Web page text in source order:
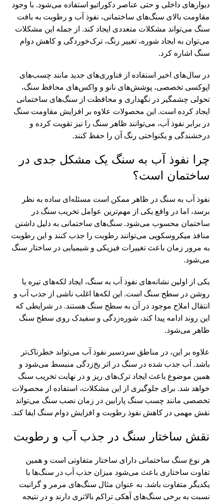
دیوارهای داخلی و حتی عناصر دکوراتیو استفاده می‌شود. با وجود
مقاومت بالای سنگ‌های ساختمانی، نفوذ آب و رطوبت به بافت
سنگ می‌تواند مشکلات متعددی ایجاد کند. از جمله این مشکلات
می‌توان به ایجاد شوره، تغییر رنگ، ترک‌خوردگی و کاهش دوام
سنگ اشاره کرد.
در سال‌های اخیر استفاده از فناوری‌های جدید مانند چسب‌های
اپوکسی تخصصی، پوشش‌های نانو و واکس‌های محافظ سنگ،
تحولی چشمگیر در نگهداری و محافظت از سنگ‌های ساختمانی
ایجاد کرده است. این محصولات علاوه بر افزایش مقاومت سنگ
در برابر نفوذ آب، می‌توانند ظاهر سنگ را نیز تقویت کرده و
درخشندگی و یکنواختی رنگ آن را حفظ کنند.
چرا نفوذ آب به سنگ یک مشکل جدی در
ساختمان است؟
نفوذ آب به سنگ در ظاهر ممکن است مسئله‌ای ساده به نظر
برسد، اما در واقع یکی از مهم‌ترین عوامل تخریب سنگ در
ساختمان محسوب می‌شود. سنگ‌های ساختمانی به دلیل داشتن
منافذ میکروسکوپی می‌توانند رطوبت را جذب کنند و این رطوبت
به مرور زمان باعث تغییرات فیزیکی و شیمیایی در ساختار سنگ
می‌شود.
یکی از اولین نشانه‌های نفوذ آب به سنگ، ایجاد لکه‌های تیره یا
روشن در سطح سنگ است. این لکه‌ها اغلب ناشی از جذب آب و
انتقال املاح موجود در آن به سطح سنگ هستند. در شرایطی که
این روند ادامه پیدا کند، شوره‌زدگی و سفیدک روی سطح سنگ
ظاهر می‌شود.
علاوه بر این، در مناطق سردسیر نفوذ آب می‌تواند خطرناک‌تر
باشد. آب جذب شده در سنگ در اثر یخ‌زدگی منبسط می‌شود و
همین موضوع باعث ایجاد ترک‌های ریز و در نهایت تخریب سنگ
خواهد شد. برای جلوگیری از این مشکلات، استفاده از محصولات
تخصصی مانند چسب سنگ پارابین در زمان نصب سنگ می‌تواند
نقش مهمی در کاهش نفوذ رطوبت و افزایش دوام سنگ ایفا کند.
نقش ساختار سنگ در جذب آب و رطوبت
هر نوع سنگ ساختمانی دارای ساختار متفاوتی است و همین
تفاوت ساختاری باعث می‌شود میزان جذب آب در سنگ‌ها با
یکدیگر متفاوت باشد. به عنوان مثال سنگ‌های مرمر و گرانیت
نسبت به برخی سنگ‌های آهکی تراکم بالاتری دارند و در نتیجه